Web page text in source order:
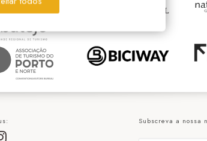
Subscreva a nossa